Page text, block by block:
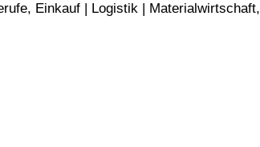
Einkauf | Logistik | Materialwirtschaft,